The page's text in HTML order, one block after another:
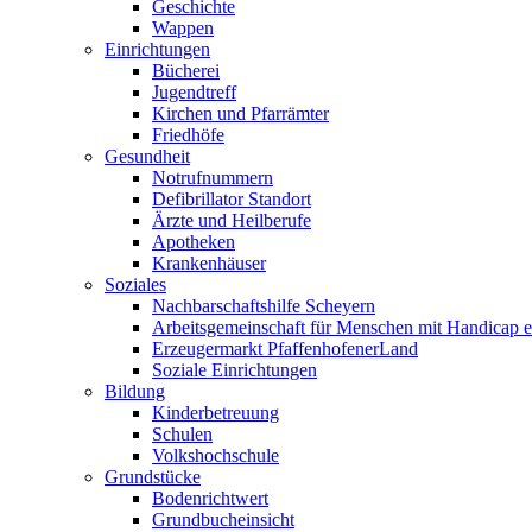
Geschichte
Wappen
Einrichtungen
Bücherei
Jugendtreff
Kirchen und Pfarrämter
Friedhöfe
Gesundheit
Notrufnummern
Defibrillator Standort
Ärzte und Heilberufe
Apotheken
Krankenhäuser
Soziales
Nachbarschaftshilfe Scheyern
Arbeitsgemeinschaft für Menschen mit Handicap
Erzeugermarkt PfaffenhofenerLand
Soziale Einrichtungen
Bildung
Kinderbetreuung
Schulen
Volkshochschule
Grundstücke
Bodenrichtwert
Grundbucheinsicht